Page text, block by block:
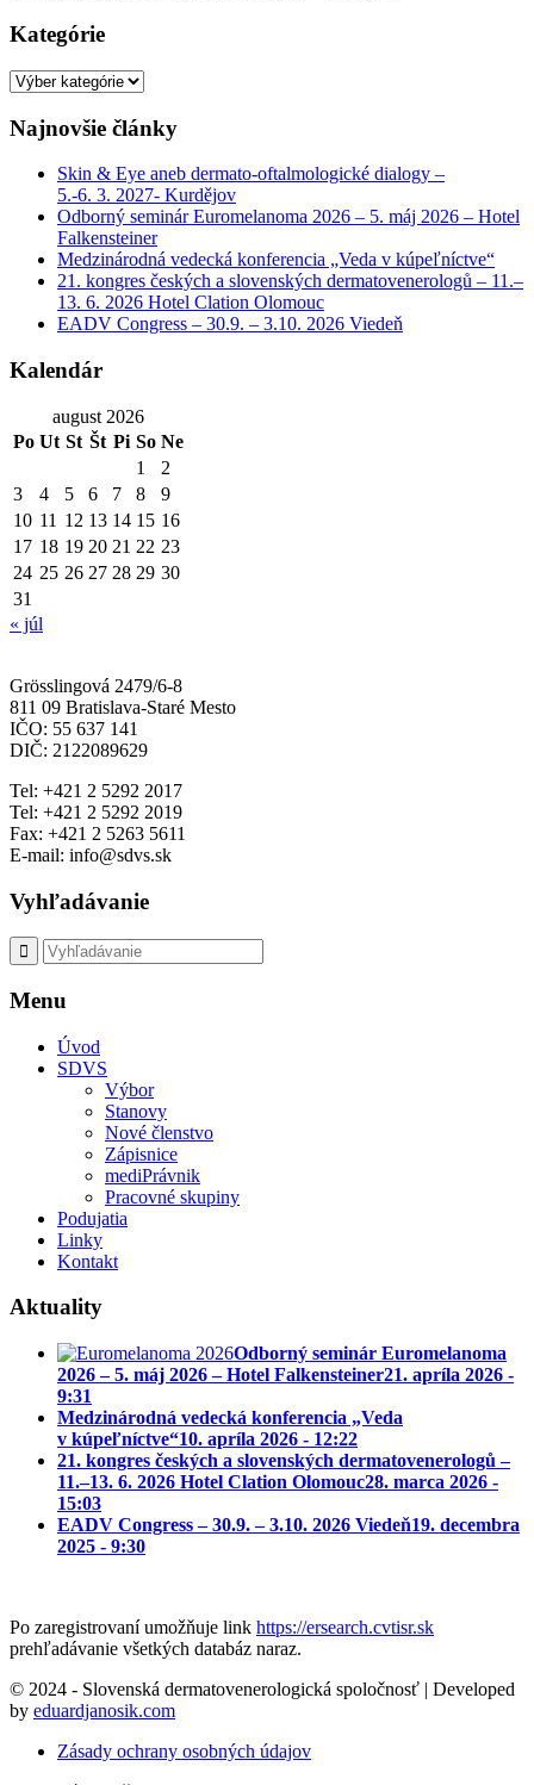
Kategórie
Kategórie
Najnovšie články
Skin & Eye aneb dermato-oftalmologické dialogy –
5.-6. 3. 2027- Kurdějov
Odborný seminár Euromelanoma 2026 – 5. máj 2026 – Hotel
Falkensteiner
Medzinárodná vedecká konferencia „Veda v kúpeľníctve“
21. kongres českých a slovenských dermatovenerologů – 11.–
13. 6. 2026 Hotel Clation Olomouc
EADV Congress – 30.9. – 3.10. 2026 Viedeň
Kalendár
august 2026
Po Ut St Št Pi So Ne
1
2
3
4 5 6 7 8
9
10 11 12 13 14 15 16
17 18 19 20 21 22 23
24 25 26 27 28 29 30
31
« júl
Grösslingová 2479/6-8
811 09 Bratislava-Staré Mesto
IČO: 55 637 141
DIČ: 2122089629
Tel: +421 2 5292 2017
Tel: +421 2 5292 2019
Fax: +421 2 5263 5611
E-mail: info@sdvs.sk
Vyhľadávanie
Menu
Úvod
SDVS
Výbor
Stanovy
Nové členstvo
Zápisnice
mediPrávnik
Pracovné skupiny
Podujatia
Linky
Kontakt
Aktuality
Odborný seminár Euromelanoma
2026 – 5. máj 2026 – Hotel Falkensteiner21. apríla 2026 -
9:31
Medzinárodná vedecká konferencia „Veda
v kúpeľníctve“10. apríla 2026 - 12:22
21. kongres českých a slovenských dermatovenerologů –
11.–13. 6. 2026 Hotel Clation Olomouc28. marca 2026 -
15:03
EADV Congress – 30.9. – 3.10. 2026 Viedeň19. decembra
2025 - 9:30
Po zaregistrovaní umožňuje link https://ersearch.cvtisr.sk
prehľadávanie všetkých databáz naraz.
© 2024 - Slovenská dermatovenerologická spoločnosť | Developed
by eduardjanosik.com
Zásady ochrany osobných údajov